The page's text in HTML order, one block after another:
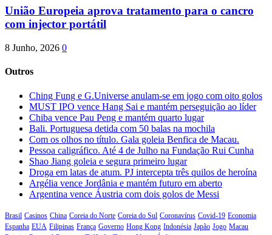
União Europeia aprova tratamento para o cancro
com injector portátil
8 Junho, 2026 0
Outros
Ching Fung e G.Universe anulam-se em jogo com oito golos
MUST IPO vence Hang Sai e mantém perseguição ao líder
Chiba vence Pau Peng e mantém quarto lugar
Bali. Portuguesa detida com 50 balas na mochila
Com os olhos no título. Gala goleia Benfica de Macau.
Pessoa caligráfico. Até 4 de Julho na Fundação Rui Cunha
Shao Jiang goleia e segura primeiro lugar
Droga em latas de atum. PJ intercepta três quilos de heroína
Argélia vence Jordânia e mantém futuro em aberto
Argentina vence Áustria com dois golos de Messi
Brasil Casinos China Coreia do Norte Coreia do Sul Coronavírus Covid-19 Economia
Espanha EUA Filipinas França Governo Hong Kong Indonésia Japão Jogo Macau